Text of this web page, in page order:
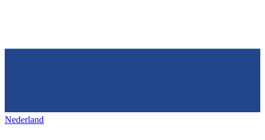
Nederland